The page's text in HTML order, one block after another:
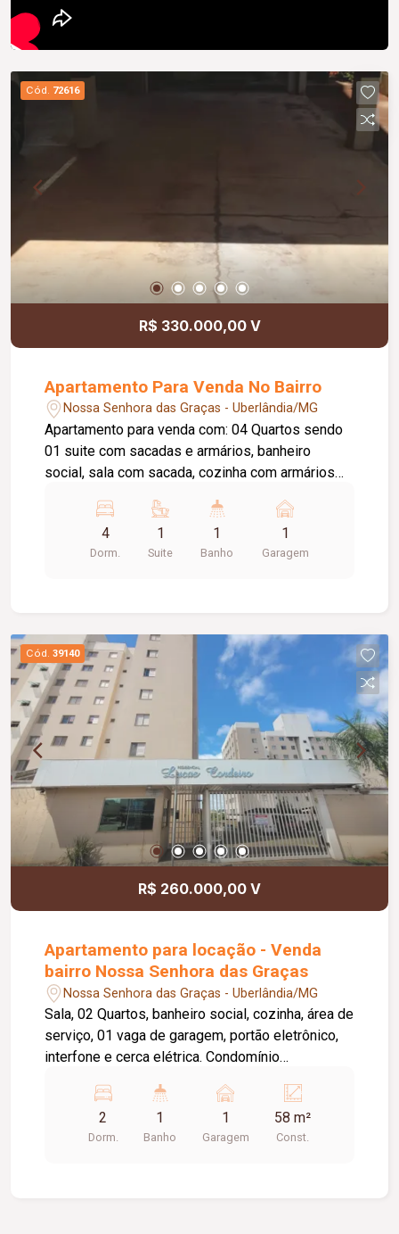
Cód. 72616
R$ 330.000,00 V
Apartamento Para Venda No Bairro
Nossa Senhora das Graças - Uberlândia/MG
Apartamento para venda com: 04 Quartos sendo
01 suite com sacadas e armários, banheiro
social, sala com sacada, cozinha com armários
4
Dorm.
1
Suite
1
Banho
1
Garagem
Cód. 39140
R$ 260.000,00 V
Apartamento para locação - Venda
bairro Nossa Senhora das Graças
Nossa Senhora das Graças - Uberlândia/MG
Sala, 02 Quartos, banheiro social, cozinha, área de
serviço, 01 vaga de garagem, portão eletrônico,
interfone e cerca elétrica. Condomínio
medidor individual precisa fazer o cadastro junto
a empresa de fornecimento / Condomínio Aprox:
450,00 Taxa de mudança entrada e saída.
2
Dorm.
1
Banho
1
Garagem
58 m²
Const.